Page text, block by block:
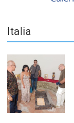
Italia